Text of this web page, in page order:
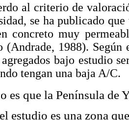
al criterio de
se ha publicado
concreto muy
(Andrade, 1988). Según
bajo estudio
tengan una baja A/C.
es que la Península de
estudio es una zona